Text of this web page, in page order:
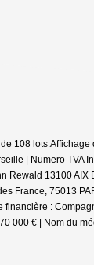
108 lots.Affichage
| Numero TVA
Rewald 13100 AIX
France, 75013
financière :
000 € | Nom du